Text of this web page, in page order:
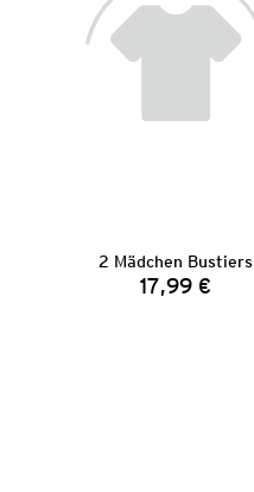
2 Mädchen Bustiers
Preis:
17,99 €